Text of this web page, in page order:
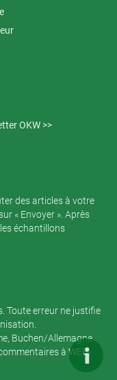
OKW >>
des articles à votre
« Envoyer ». Après
échantillons
Toute erreur ne justifie
Buchen/Allemagne.
à WEB-